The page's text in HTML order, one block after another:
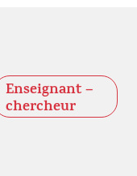
Enseignant –
chercheur